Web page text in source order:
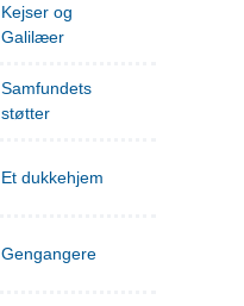
Kejser og
Galilæer
Samfundets
støtter
Et dukkehjem
Gengangere